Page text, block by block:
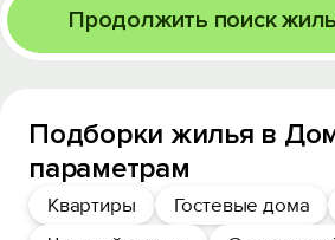
Продолжить поиск
Подборки жилья в
параметрам
Квартиры Гостевые дома